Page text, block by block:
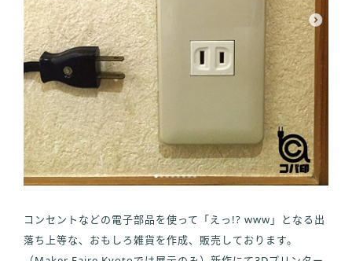
コンセントなどの電子部品を使って「えっ!? www」となる出
落ち上等な、おもしろ雑貨を作成、販売しております。